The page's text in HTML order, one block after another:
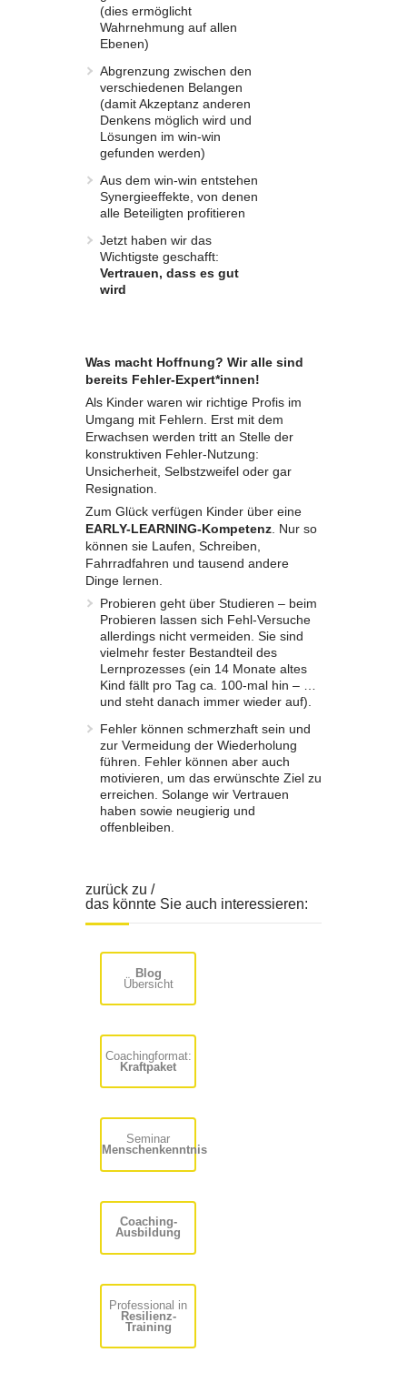
(dies ermöglicht
Wahrnehmung auf allen
Ebenen)
Abgrenzung zwischen den
verschiedenen Belangen
(damit Akzeptanz anderen
Denkens möglich wird und
Lösungen im win-win
gefunden werden)
Aus dem win-win entstehen
Synergieeffekte, von denen
alle Beteiligten profitieren
Jetzt haben wir das
Wichtigste geschafft:
Vertrauen, dass es gut
wird
Was macht Hoffnung? Wir alle sind
bereits Fehler-Expert*innen!
Als Kinder waren wir richtige Profis im
Umgang mit Fehlern. Erst mit dem
Erwachsen werden tritt an Stelle der
konstruktiven Fehler-Nutzung:
Unsicherheit, Selbstzweifel oder gar
Resignation.
Zum Glück verfügen Kinder über eine
EARLY-LEARNING-Kompetenz . Nur so
können sie Laufen, Schreiben,
Fahrradfahren und tausend andere
Dinge lernen.
Probieren geht über Studieren – beim
Probieren lassen sich Fehl-Versuche
allerdings nicht vermeiden. Sie sind
vielmehr fester Bestandteil des
Lernprozesses (ein 14 Monate altes
Kind fällt pro Tag ca. 100-mal hin – …
und steht danach immer wieder auf).
Fehler können schmerzhaft sein und
zur Vermeidung der Wiederholung
führen. Fehler können aber auch
motivieren, um das erwünschte Ziel zu
erreichen. Solange wir Vertrauen
haben sowie neugierig und
offenbleiben.
zurück zu /
das könnte Sie auch interessieren:
Blog
Übersicht
Coachingformat:
Kraftpaket
Seminar
Menschenkenntnis
Coaching-
Ausbildung
Professional in
Resilienz-
Training